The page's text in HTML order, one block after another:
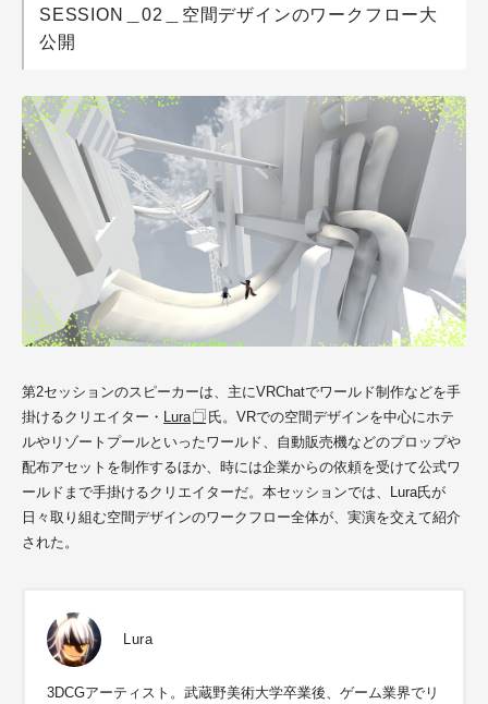
SESSION＿02＿空間デザインのワークフロー大
公開
第2セッションのスピーカーは、主にVRChatでワールド制作などを手
掛けるクリエイター・ Lura
氏。VRでの空間デザインを中心にホテ
ルやリゾートプールといったワールド、自動販売機などのプロップや
配布アセットを制作するほか、時には企業からの依頼を受けて公式ワ
ールドまで手掛けるクリエイターだ。本セッションでは、 Lura氏が
日々取り組む空間デザインのワークフロー全体が、実演を交えて紹介
された。
Lura
3DCGアーティスト。武蔵野美術大学卒業後、ゲーム業界でリ